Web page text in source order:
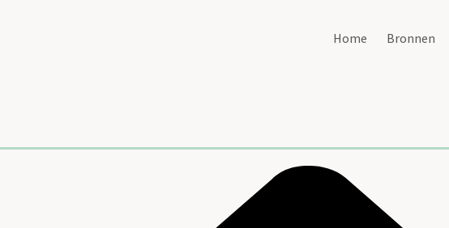
Home Bronnen